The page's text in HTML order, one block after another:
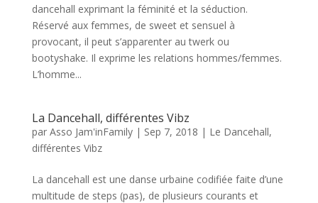
dancehall exprimant la féminité et la séduction.
Réservé aux femmes, de sweet et sensuel à
provocant, il peut s’apparenter au twerk ou
bootyshake. Il exprime les relations hommes/femmes.
L’homme...
La Dancehall, différentes Vibz
par Asso Jam'inFamily| Sep 7, 2018 | Le Dancehall,
différentes Vibz
La dancehall est une danse urbaine codifiée faite d’une
multitude de steps (pas), de plusieurs courants et